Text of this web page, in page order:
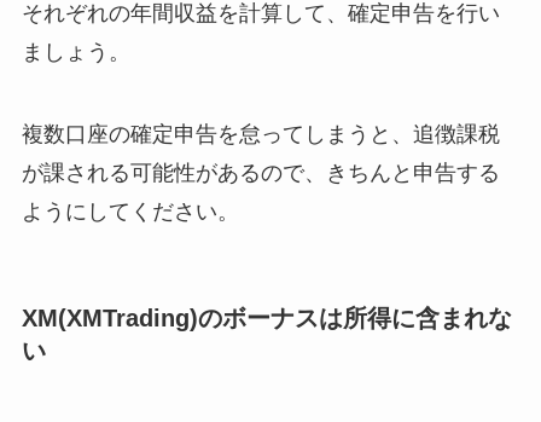
それぞれの年間収益を計算して、確定申告を行い
ましょう。
複数口座の確定申告を怠ってしまうと、追徴課税
が課される可能性があるので、きちんと申告する
ようにしてください。
XM(XMTrading)のボーナスは所得に含まれな
い